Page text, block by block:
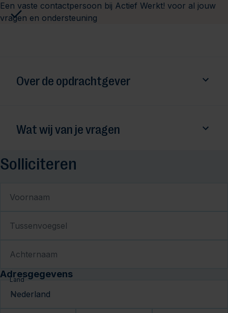
Een vaste contactpersoon bij Actief Werkt! voor al jouw
vragen en ondersteuning
Over de opdrachtgever
Wat wij van je vragen
Solliciteren
Voornaam
Tussenvoegsel
Achternaam
Adresgegevens
Land